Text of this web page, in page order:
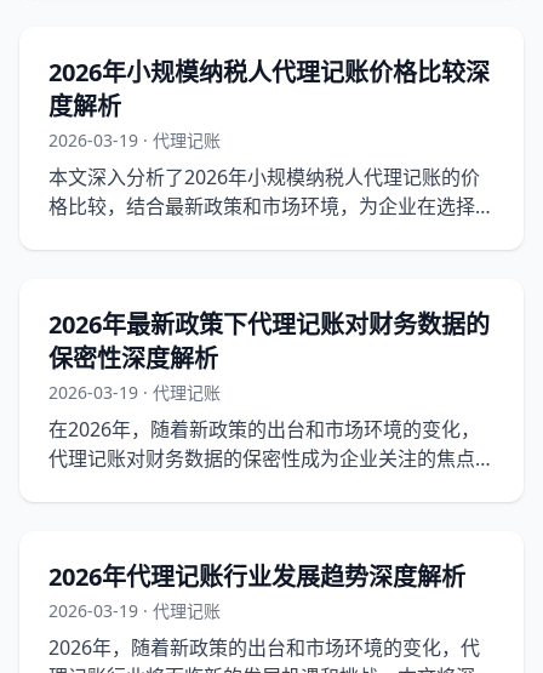
2026年小规模纳税人代理记账价格比较深
度解析
2026-03-19 · 代理记账
本文深入分析了2026年小规模纳税人代理记账的价
格比较，结合最新政策和市场环境，为企业在选择代
2026年最新政策下代理记账对财务数据的
保密性深度解析
2026-03-19 · 代理记账
在2026年，随着新政策的出台和市场环境的变化，
代理记账对财务数据的保密性成为企业关注的焦点。
2026年代理记账行业发展趋势深度解析
2026-03-19 · 代理记账
2026年，随着新政策的出台和市场环境的变化，代